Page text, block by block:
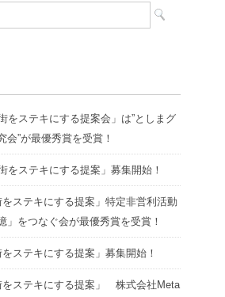
をステキにする提案会」は”としまグ
会”が最優秀賞を受賞！
をステキにする提案」募集開始！
ステキにする提案」特定非営利活動
」をつなぐ会が最優秀賞を受賞！
ステキにする提案」募集開始！
をステキにする提案」 株式会社Meta